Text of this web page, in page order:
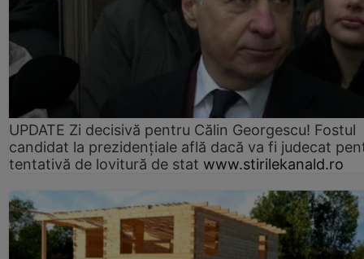
UPDATE Zi decisivă pentru Călin Georgescu! Fostul
candidat la prezidențiale află dacă va fi judecat
tentativă de lovitură de stat www.stirilekanald.ro